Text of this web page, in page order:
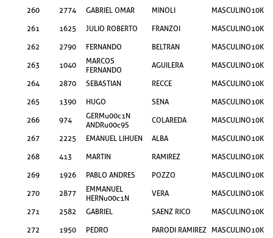
260
2774 GABRIEL OMAR MINOLI MASCULINO10KM
261
1625 JULIO ROBERTO FRANZOI MASCULINO10KM
262
2790 FERNANDO BELTRAN MASCULINO10KM
263
1040
MARCOS
FERNANDO
AGUILERA MASCULINO10KM
264
2870 SEBASTIAN RECCE MASCULINO10KM
265
1390 HUGO SENA MASCULINO10KM
266
974
GERMu00c1N
ANDRu00c9S
COLAREDA MASCULINO10KM
267
2225 EMANUEL LIHUEN ALBA MASCULINO10KM
268
413 MARTIN RAMIREZ MASCULINO10KM
269
1926 PABLO ANDRES POZZO MASCULINO10KM
270
2877
EMMANUEL
HERNu00c1N
VERA MASCULINO10KM
271
2582 GABRIEL SAENZ RICO MASCULINO10KM
272
1950 PEDRO PARODI RAMIREZ MASCULINO10KM